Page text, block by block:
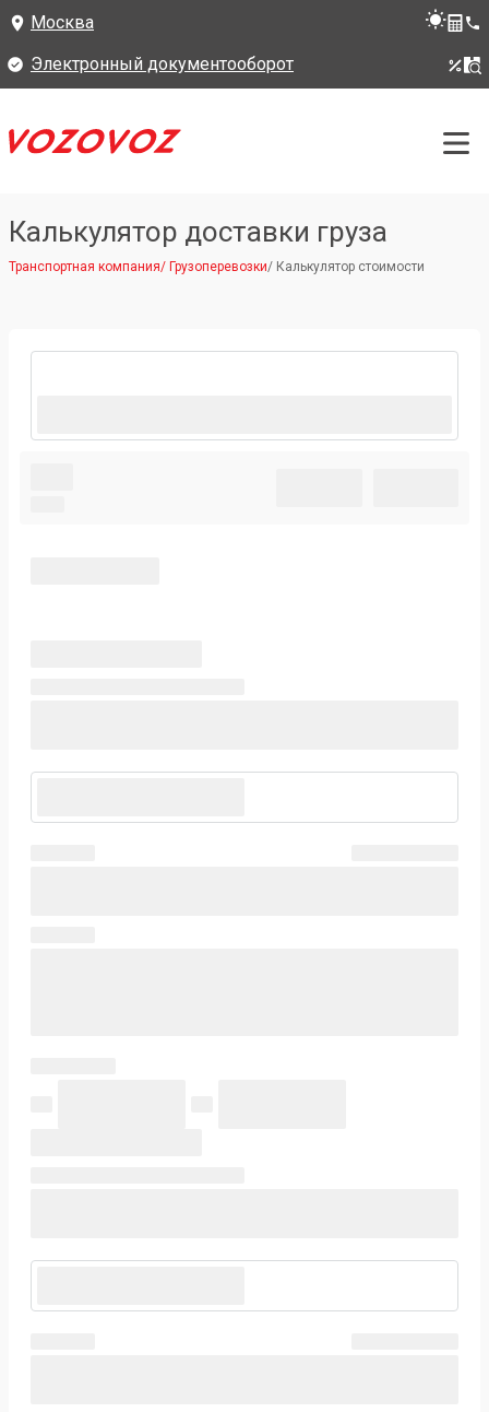
Москва
Электронный документооборот
Калькулятор доставки груза
Транспортная компания/ Грузоперевозки/ Калькулятор стоимости